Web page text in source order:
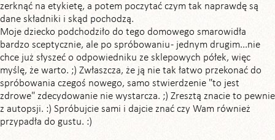
zerknąć na etykietę, a potem poczytać czym tak naprawdę są
dane składniki i skąd pochodzą.
Moje dziecko podchodziło do tego domowego smarowidła
bardzo sceptycznie, ale po spróbowaniu - jednym drugim...nie
chce już słyszeć o odpowiedniku ze sklepowych półek, więc
myślę, że warto. ;) Zwłaszcza, że ją nie tak łatwo przekonać do
spróbowania czegoś nowego, samo stwierdzenie "to jest
zdrowe" zdecydowanie nie wystarcza. ;) Zresztą znacie to pewnie
z autopsji. :) Spróbujcie sami i dajcie znać czy Wam również
przypadła do gustu. :)